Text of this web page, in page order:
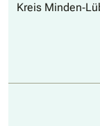
Kreis